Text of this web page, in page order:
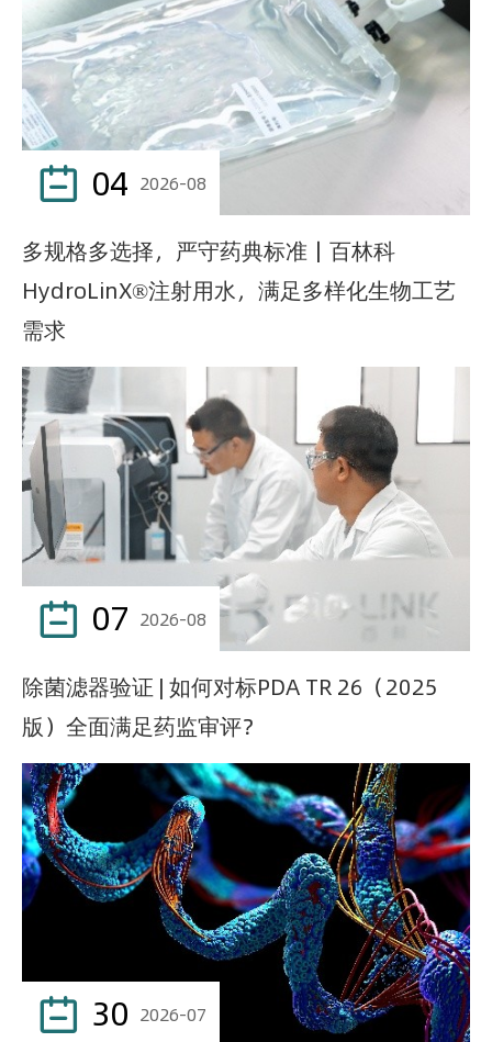
 04 2026-08
多规格多选择，严守药典标准｜百林科
HydroLinX®注射用水，满足多样化生物工艺
需求
 07 2026-08
除菌滤器验证 | 如何对标PDA TR 26（2025
版）全面满足药监审评？
 30 2026-07